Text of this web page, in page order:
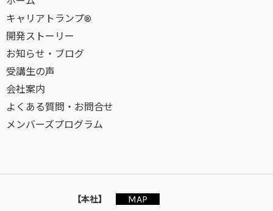
キャリアトランプ®
開発ストーリー
お知らせ・ブログ
受講生の声
会社案内
よくある質問・お問合せ
メンバーズプログラム
【本社】
MAP